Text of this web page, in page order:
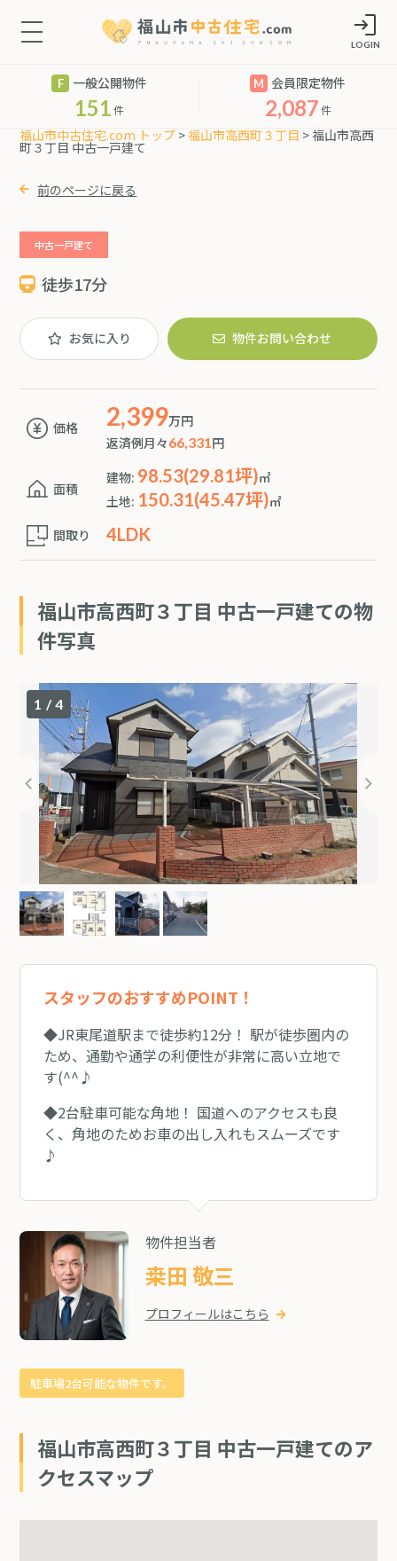
LOGIN
一般公開物件
151件
会員限定物件
2,087件
福山市中古住宅.com トップ >福山市高西町３丁目 > 福山市高西
町３丁目 中古一戸建て
前のページに戻る
中古一戸建て
徒歩17分
お気に入り 物件お問い合わせ
価格 2,399万円
返済例月々66,331円
面積
建物: 98.53(29.81坪)㎡
土地: 150.31(45.47坪)㎡
間取り
4LDK
福山市高西町３丁目 中古一戸建ての物
件写真
1 /4
スタッフのおすすめPOINT！
◆JR東尾道駅まで徒歩約12分！ 駅が徒歩圏内の
ため、通勤や通学の利便性が非常に高い立地で
す(^^♪
◆2台駐車可能な角地！ 国道へのアクセスも良
く、角地のためお車の出し入れもスムーズです
♪
物件担当者
桒田 敬三
プロフィールはこちら
駐車場2台可能な物件です。
福山市高西町３丁目 中古一戸建てのア
クセスマップ